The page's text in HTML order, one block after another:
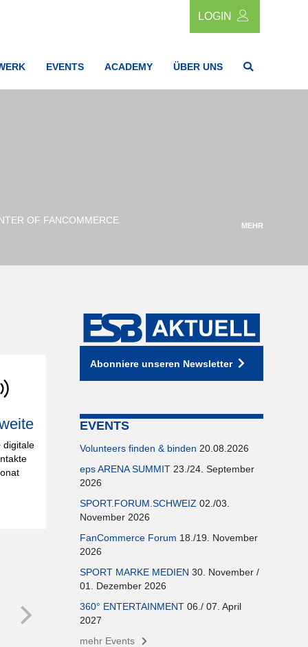
LOGIN
EVENTS ACADEMY ÜBER UNS
OF FANCOMMERCE MEHR
digitale
Abonniere unseren Newsletter
EVENTS
Volunteers finden & binden 20.08.2026
eps ARENA SUMMIT 23./24. September
2026
SPORT.FORUM.SCHWEIZ 02./03.
November 2026
FanCommerce Forum 18./19. November
2026
SPORT MARKE MEDIEN 30. November /
01. Dezember 2026
360° ENTERTAINMENT 06./ 07. April
2027
mehr Events